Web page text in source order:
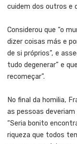
cuidem dos outros e
Considerou que “o
dizer coisas más e
de si próprios”, e
tudo degenerar” e
recomeçar”.
No final da homilia,
as pessoas
“Seria bonito
riqueza que todos